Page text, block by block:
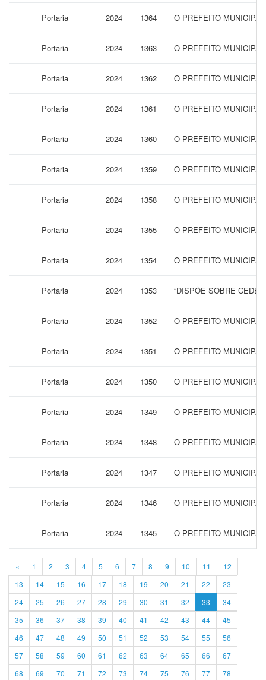
Portaria 2024 1364 O PREFEITO
Portaria 2024 1363 O PREFEITO
Portaria 2024 1362 O PREFEITO
Portaria 2024 1361 O PREFEITO
Portaria 2024 1360 O PREFEITO
Portaria 2024 1359 O PREFEITO
Portaria 2024 1358 O PREFEITO
Portaria 2024 1355 O PREFEITO
Portaria 2024 1354 O PREFEITO
Portaria 2024 1353 “DISPÕE SOBRE
Portaria 2024 1352 O PREFEITO
Portaria 2024 1351 O PREFEITO
Portaria 2024 1350 O PREFEITO
Portaria 2024 1349 O PREFEITO
Portaria 2024 1348 O PREFEITO
Portaria 2024 1347 O PREFEITO
Portaria 2024 1346 O PREFEITO
Portaria 2024 1345 O PREFEITO
« 1 2 3 4 5 6 7 8 9 10 11
12
13
14 15 16 17 18 19 20 21 22
23
24
25 26 27 28 29 30 31 32 33
34
35
36 37 38 39 40 41 42 43 44
45
46
47 48 49 50 51 52 53 54 55
56
57
58 59 60 61 62 63 64 65 66
67
68
69 70 71 72 73 74 75 76 77 78